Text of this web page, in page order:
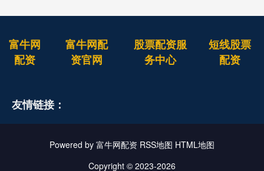
富牛网
配资
富牛网配
资官网
股票配资服
务中心
短线股票
配资
友情链接：
Powered by 富牛网配资 RSS地图 HTML地图
Copyright © 2023-2026